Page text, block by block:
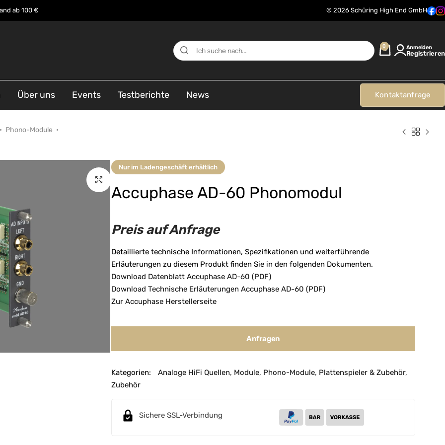
ab 100 € © 2026 Schüring High End GmbH
0 Anmelden
Registrieren
Über uns Events Testberichte News Kontaktanfrage
Phono-Module
Nur im Ladengeschäft erhältlich
Accuphase AD-60 Phonomodul
Preis auf Anfrage
Detaillierte technische Informationen, Spezifikationen und weiterführende
Erläuterungen zu diesem Produkt finden Sie in den folgenden Dokumenten.
Download Datenblatt Accuphase AD-60 (PDF)
Download Technische Erläuterungen Accuphase AD-60 (PDF)
Zur Accuphase Herstellerseite
Anfragen
Kategorien: Analoge HiFi Quellen, Module, Phono-Module, Plattenspieler & Zubehör,
Zubehör
Sichere SSL-Verbindung